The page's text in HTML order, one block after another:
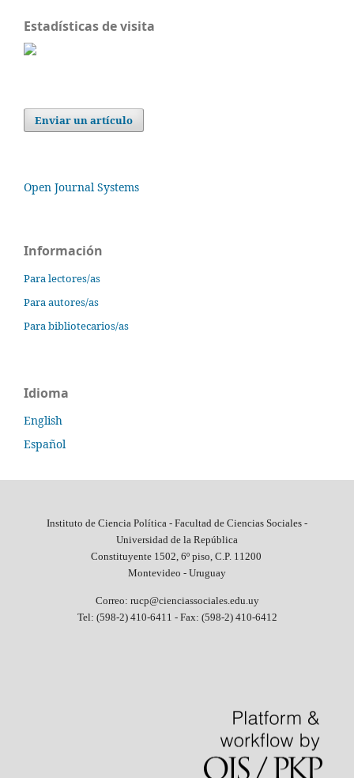
Estadísticas de visita
Enviar un artículo
Open Journal Systems
Información
Para lectores/as
Para autores/as
Para bibliotecarios/as
Idioma
English
Español
Instituto de Ciencia Política - Facultad de Ciencias Sociales -
Universidad de la República
Constituyente 1502, 6º piso, C.P. 11200
Montevideo - Uruguay
Correo: rucp@cienciassociales.edu.uy
Tel: (598-2) 410-6411 - Fax: (598-2) 410-6412